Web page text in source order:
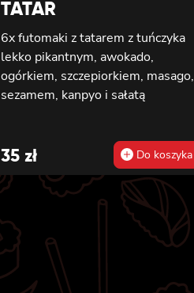
TATAR
6x futomaki z tatarem z tuńczyka
lekko pikantnym, awokado,
ogórkiem, szczepiorkiem, masago,
sezamem, kanpyo i sałatą
35 zł Do koszyka